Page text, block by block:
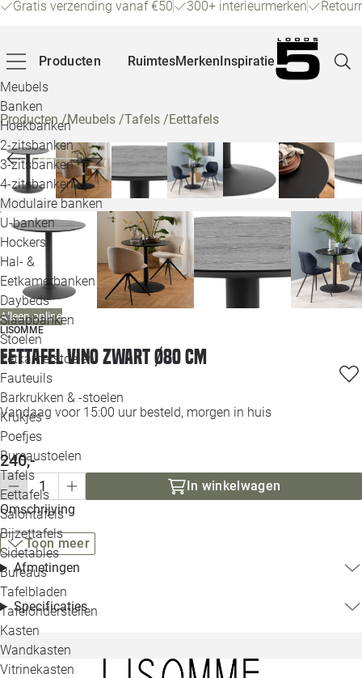
Gratis verzending vanaf €50 300+ interieurmerken
Producten
Meubels
Banken
Hoekbanken
2-zitsbanken
3-zitsbanken
4-zitsbanken
Modulaire banken
U-banken
Hockers
Hal- &
Eetkamerbanken
Daybeds
Slaapbanken
Stoelen
Eetkamerstoelen
Fauteuils
Barkrukken & -stoelen
Krukjes
Poefjes
Bureaustoelen
Tafels
Eettafels
Salontafels
Bijzettafels
Sidetables
Bureaus
Tafelbladen
Tafelonderstellen
Kasten
Wandkasten
Vitrinekasten
RuimtesMerkenInspiratie
Alle
Producten/Meubels /Tafels /Eettafels
Alleen online
LISOMME
Eettafel Vino zwart Ø80 cm
Vandaag voor 15:00 uur besteld, morgen in huis
240,-
In winkelwagen
Omschrijving
Toon meer
Afmetingen
Specificaties